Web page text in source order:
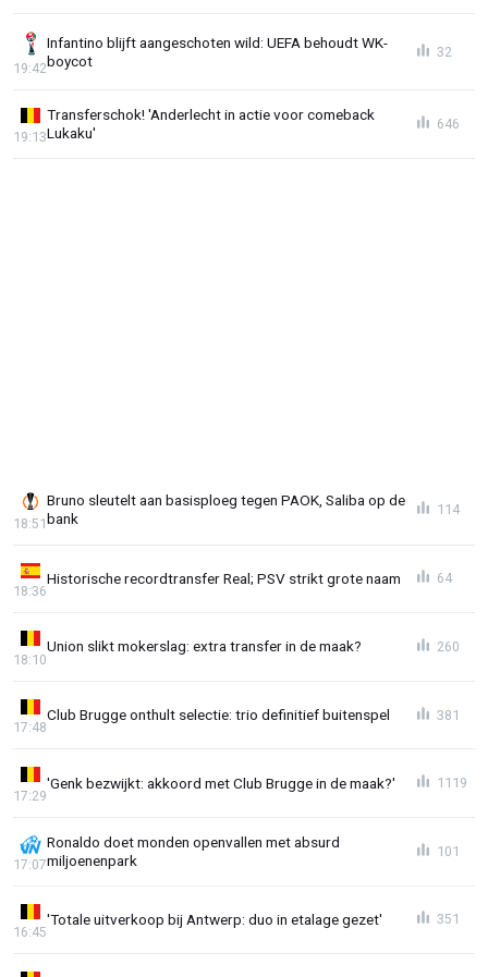
Infantino blijft aangeschoten wild: UEFA behoudt WK-
boycot
19:42
32
Transferschok! 'Anderlecht in actie voor comeback
Lukaku'
19:13
646
Bruno sleutelt aan basisploeg tegen PAOK, Saliba op de
bank
18:51
114
Historische recordtransfer Real; PSV strikt grote naam
18:36
64
Union slikt mokerslag: extra transfer in de maak?
18:10
260
Club Brugge onthult selectie: trio definitief buitenspel
17:48
381
'Genk bezwijkt: akkoord met Club Brugge in de maak?'
17:29
1119
Ronaldo doet monden openvallen met absurd
miljoenenpark
17:07
101
'Totale uitverkoop bij Antwerp: duo in etalage gezet'
16:45
351